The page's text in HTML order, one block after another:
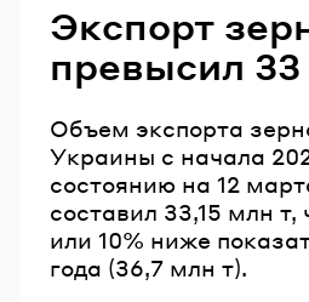
Экспорт
превысил
Объем экспорта
Украины с начала
состоянию на 12
составил 33,15 млн т,
или 10% ниже
года (36,7 млн т).